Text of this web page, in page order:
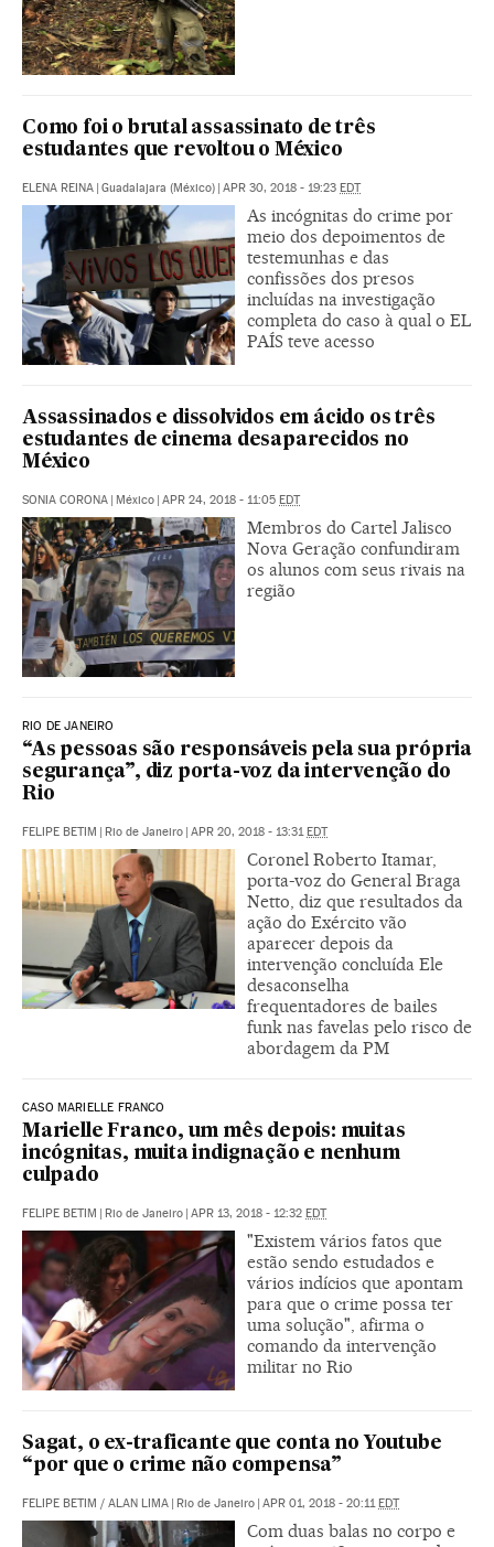
Como foi o brutal assassinato de três
estudantes que revoltou o México
ELENA REINA | Guadalajara (México) | APR 30, 2018 - 19:23 EDT
As incógnitas do crime por
meio dos depoimentos de
testemunhas e das
confissões dos presos
incluídas na investigação
completa do caso à qual o EL
PAÍS teve acesso
Assassinados e dissolvidos em ácido os três
estudantes de cinema desaparecidos no
México
SONIA CORONA | México | APR 24, 2018 - 11:05 EDT
Membros do Cartel Jalisco
Nova Geração confundiram
os alunos com seus rivais na
região
RIO DE JANEIRO
“As pessoas são responsáveis pela sua própria
segurança”, diz porta-voz da intervenção do
Rio
FELIPE BETIM | Rio de Janeiro | APR 20, 2018 - 13:31 EDT
Coronel Roberto Itamar,
porta-voz do General Braga
Netto, diz que resultados da
ação do Exército vão
aparecer depois da
intervenção concluída Ele
desaconselha
frequentadores de bailes
funk nas favelas pelo risco de
abordagem da PM
CASO MARIELLE FRANCO
Marielle Franco, um mês depois: muitas
incógnitas, muita indignação e nenhum
culpado
FELIPE BETIM | Rio de Janeiro | APR 13, 2018 - 12:32 EDT
"Existem vários fatos que
estão sendo estudados e
vários indícios que apontam
para que o crime possa ter
uma solução", afirma o
comando da intervenção
militar no Rio
Sagat, o ex-traficante que conta no Youtube
“por que o crime não compensa”
FELIPE BETIM / ALAN LIMA | Rio de Janeiro | APR 01, 2018 - 20:11 EDT
Com duas balas no corpo e